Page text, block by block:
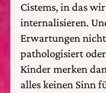
Cistems, in das
internalisieren.
Erwartungen
pathologisiert
Kinder merken
alles keinen Sinn